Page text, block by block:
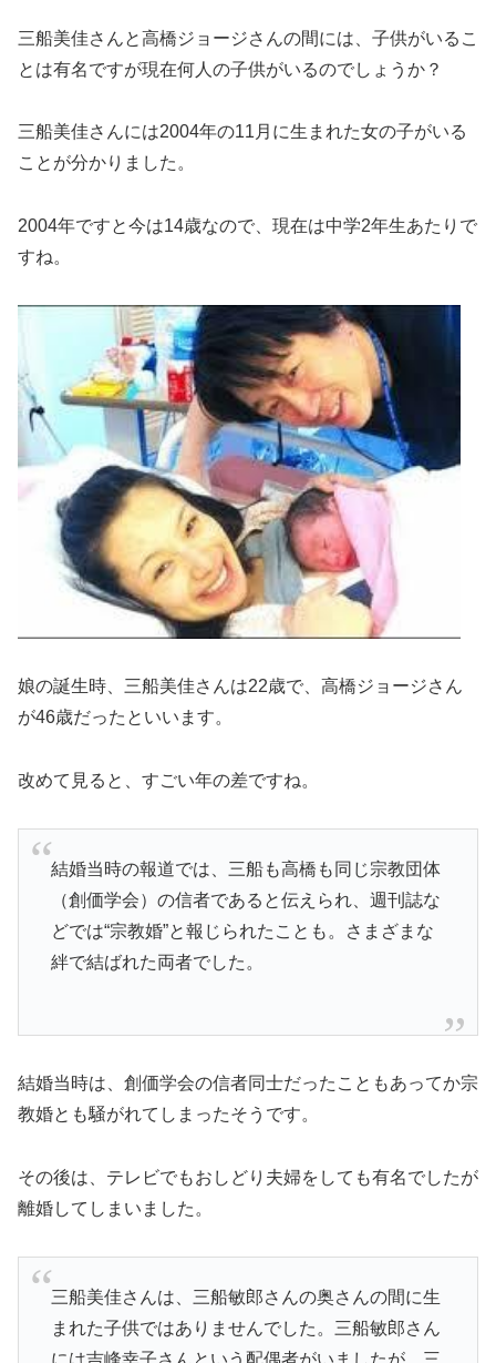
三船美佳さんと高橋ジョージさんの間には、子供がいるこ
とは有名ですが現在何人の子供がいるのでしょうか？
三船美佳さんには2004年の11月に生まれた女の子がいる
ことが分かりました。
2004年ですと今は14歳なので、 現在は中学2年生あたり で
すね。
娘の誕生時、三船美佳さんは22歳で、高橋ジョージさん
が46歳だったといいます。
改めて見ると、すごい年の差ですね。
結婚当時の報道では、三船も高橋も同じ宗教団体
（創価学会）の信者であると伝えられ、週刊誌な
どでは“宗教婚”と報じられたことも。さまざまな
絆で結ばれた両者でした。
結婚当時は、創価学会の信者同士だったこともあってか宗
教婚とも騒がれてしまったそうです。
その後は、テレビでもおしどり夫婦をしても有名でしたが
離婚してしまいました。
三船美佳さんは、三船敏郎さんの奥さんの間に生
まれた子供ではありませんでした。三船敏郎さん
には吉峰幸子さんという配偶者がいましたが、三